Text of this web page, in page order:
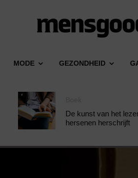
MODE GEZONDHEID
De kunst van het
hersenen herschrijft